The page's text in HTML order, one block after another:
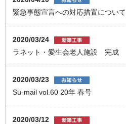
緊急事態宣言への対応措置について
2020/03/24
ラネット・愛生会老人施設 完成
2020/03/23
Su-mail vol.60 20年 春号
2020/03/12